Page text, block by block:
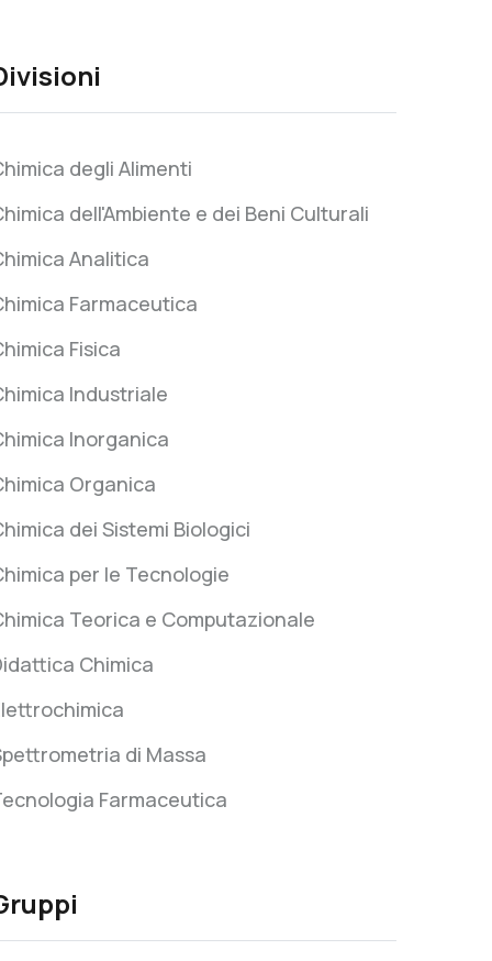
degli Alimenti
dell'Ambiente e dei Beni Culturali
Analitica
Farmaceutica
Fisica
Industriale
Inorganica
Organica
dei Sistemi Biologici
per le Tecnologie
Teorica e Computazionale
Chimica
di Massa
Farmaceutica